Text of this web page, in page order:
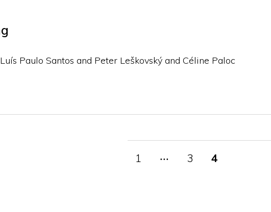
Paulo Santos and Peter Leškovský and Céline Paloc
1 ‧‧‧ 3 4